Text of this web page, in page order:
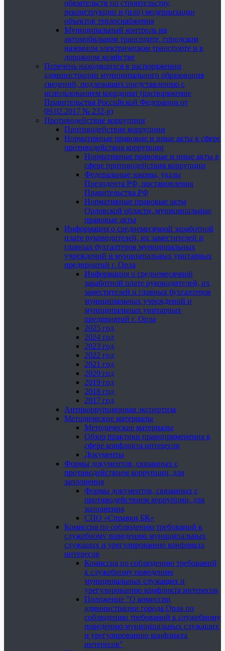
обязательств по строительству,
реконструкции и (или) модернизации
объектов теплоснабжения
Муниципальный контроль на
автомобильном транспорте, городском
наземном электрическом транспорте и в
дорожном хозяйстве
Перечень находящихся в распоряжении
администрации муниципального образования
сведений, подлежащих представлению с
использованием координат (распоряжение
Правительства Российской Федерации от
09.02.2017 № 232-р)
Противодействие коррупции
Противодействие коррупции
Нормативные правовые и иные акты в сфере
противодействия коррупции
Нормативные правовые и иные акты в
сфере противодействия коррупции
Федеральные законы, указы
Президента РФ, постановления
Правительства РФ
Нормативные правовые акты
Орловской области, муниципальные
правовые акты
Информация о среднемесячной заработной
плате руководителей, их заместителей и
главных бухгалтеров муниципальных
учреждений и муниципальных унитарных
предприятий г. Орла
Информация о среднемесячной
заработной плате руководителей, их
заместителей и главных бухгалтеров
муниципальных учреждений и
муниципальных унитарных
предприятий г. Орла
2025 год
2024 год
2023 год
2022 год
2021 год
2020 год
2019 год
2018 год
2017 год
Антикоррупционная экспертиза
Методические материалы
Методические материалы
Обзор практики правоприменения в
сфере конфликта интересов
Документы
Формы документов, связанных с
противодействием коррупции, для
заполнения
Формы документов, связанных с
противодействием коррупции, для
заполнения
СПО «Справки БК»
Комиссия по соблюдению требований к
служебному поведению муниципальных
служащих и урегулированию конфликта
интересов
Комиссия по соблюдению требований
к служебному поведению
муниципальных служащих и
урегулированию конфликта интересов
Положение "О комиссии
администрации города Орла по
соблюдению требований к служебному
поведению муниципальных служащих
и урегулированию конфликта
интересов"